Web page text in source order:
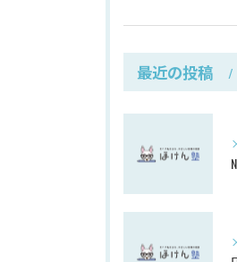
最近の投稿